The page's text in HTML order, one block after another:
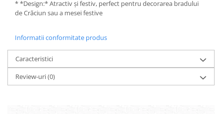
Plicuri
Cerneala
Markere
* *Design:* Atractiv și festiv, perfect pentru decorarea bradului
de Crăciun sau a mesei festive
Informatii conformitate produs
Caracteristici
Review-uri(0)